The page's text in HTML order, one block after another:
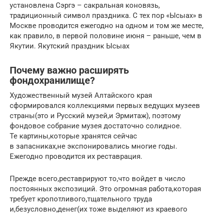
установлена Сэргэ – сакральная коновязь,
традиционный символ праздника. С тех пор «Ысыах» в
Москве проводится ежегодно на одном и том же месте,
как правило, в первой половине июня – раньше, чем в
Якутии. Якутский праздник Ысыах
Почему важно расширять
фондохранилище?
Художественный музей Алтайского края
сформировался коллекциями первых ведущих музеев
страны(это и Русский музей,и Эрмитаж), поэтому
фондовое собрание музея достаточно солидное.
Те картины,которые хранятся сейчас
в запасниках,не экспонировались многие годы.
Ежегодно проводится их реставрация.
Прежде всего,реставрируют то,что войдет в число
постоянных экспозиций. Это огромная работа,которая
требует кропотливого,тщательного труда
и,безусловно,денег(их тоже выделяют из краевого